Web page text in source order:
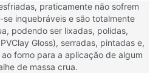
praticamente não sofrem
inquebráveis e são totalmente
podendo ser lixadas, polidas,
Gloss), serradas, pintadas e,
forno para a aplicação de algum
de massa crua.